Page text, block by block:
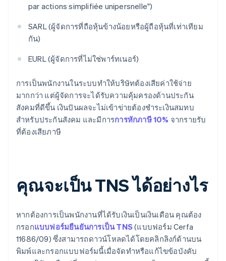
par actions simplifiée unipersnelle")
SARL (ผู้จัดการที่ถือหุ้นข้างน้อยหรือผู้ถือหุ้นที่เท่าเทียม
กัน)
EURL (ผู้จัดการที่ไม่ใช่พาร์ทเนอร์)
การเป็นพนักงานในระบบทําให้บริษัทต้องเสียค่าใช้จ่าย
มากกว่า แต่ผู้จัดการจะได้รับความคุ้มครองด้านประกัน
สังคมที่ดีขึ้น เงินปันผลจะไม่เข้าข่ายต้องชำระเงินสมทบ
สำหรับประกันสังคม และมีการการหักภาษี 10% จากรายรับ
ที่ต้องเสียภาษี
คุณจะเป็น TNS ได้อย่างไร
หากต้องการเป็นพนักงานที่ได้รับเงินเป็นเงินเดือน คุณต้อง
กรอกแบบฟอร์มยืนยันการเป็น TNS(แบบฟอร์ม Cerfa
11686/09) ซึ่งสามารถดาวน์โหลดได้โดยคลิกลิงก์ด้านบน
พิมพ์และกรอกแบบฟอร์มนี้เมื่อจัดทำหรือแก้ไขข้อบังคับ